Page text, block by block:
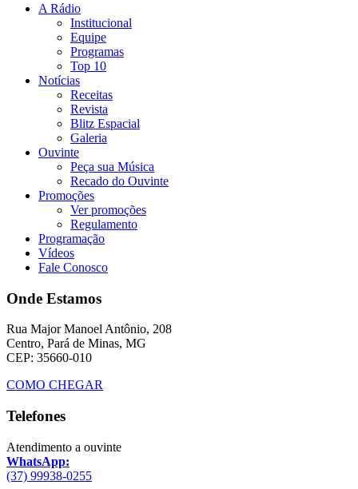
A Rádio
Institucional
Equipe
Programas
Top 10
Notícias
Receitas
Revista
Blitz Espacial
Galeria
Ouvinte
Peça sua Música
Recado do Ouvinte
Promoções
Ver promoções
Regulamento
Programação
Vídeos
Fale Conosco
Onde Estamos
Rua Major Manoel Antônio, 208
Centro, Pará de Minas, MG
CEP: 35660-010
COMO CHEGAR
Telefones
Atendimento a ouvinte
WhatsApp:
(37) 99938-0255